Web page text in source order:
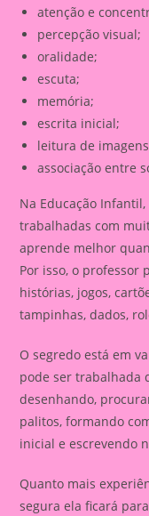
atenção e
percepção visual;
oralidade;
escuta;
memória;
escrita inicial;
leitura de
associação entre
Na Educação
trabalhadas com
aprende melhor
Por isso, o professor
histórias, jogos,
tampinhas, dados,
O segredo está em
pode ser trabalhada
desenhando,
palitos, formando
inicial e escrevendo
Quanto mais
segura ela ficará